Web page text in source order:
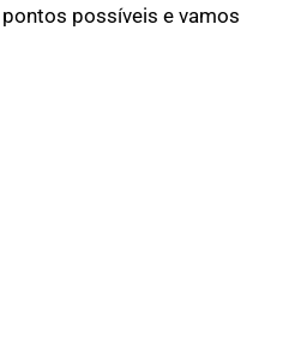
possíveis e vamos